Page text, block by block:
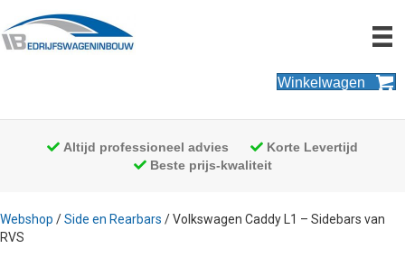
Winkelwagen
Altijd professioneel advies
Korte Levertijd
Beste prijs-kwaliteit
Webshop /Side en Rearbars / Volkswagen Caddy L1 – Sidebars van
RVS